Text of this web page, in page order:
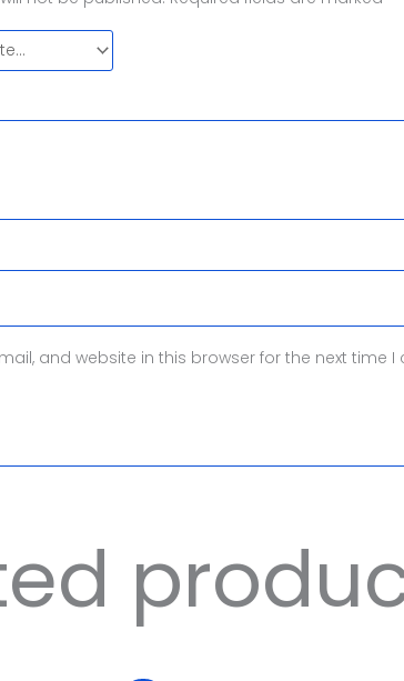
and website in this browser for the next time